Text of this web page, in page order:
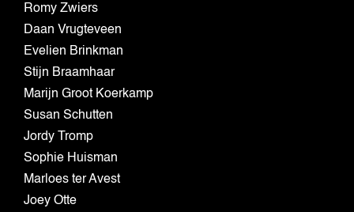
Romy Zwiers
Daan Vrugteveen
Evelien Brinkman
Stijn Braamhaar
Marijn Groot Koerkamp
Susan Schutten
Jordy Tromp
Sophie Huisman
Marloes ter Avest
Joey Otte